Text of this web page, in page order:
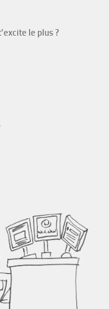
le plus ?